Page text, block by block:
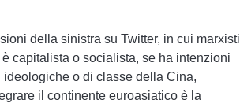
della sinistra su Twitter, in cui marxisti
capitalista o socialista, se ha intenzioni
o di classe della Cina,
il continente euroasiatico è la